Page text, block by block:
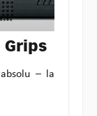
Grips
– la